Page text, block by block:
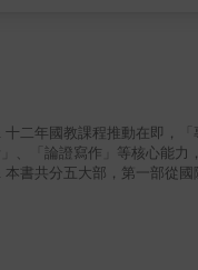
、「論證寫作」等核心能力